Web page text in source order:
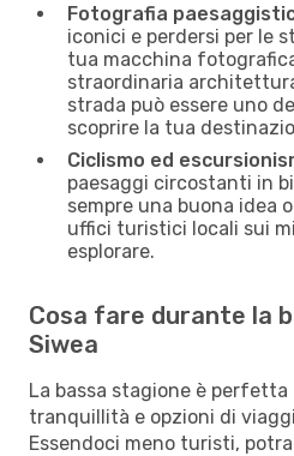
Fotografia
iconici e perdersi per le
tua macchina
straordinaria
strada può essere uno
scoprire la tua
Ciclismo ed
paesaggi circostanti in
sempre una buona idea
uffici turistici locali sui
esplorare.
Cosa fare durante la
Siwea
La bassa stagione è perfetta
tranquillità e opzioni di
Essendoci meno turisti,